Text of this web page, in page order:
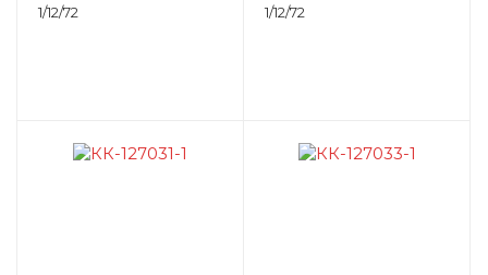
1/12/72
1/12/72